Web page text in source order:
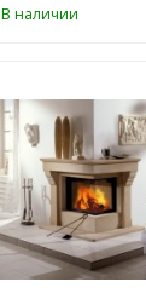
В наличии